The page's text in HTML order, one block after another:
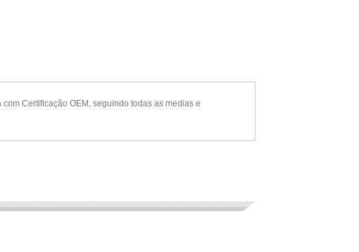
Certificação OEM, seguindo todas as medias e